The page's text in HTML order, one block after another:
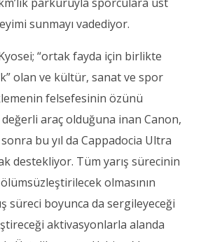
sunmayı vadediyor.
“ortak fayda için birlikte
olan ve kültür, sanat ve spor
felsefesinin özünü
değerli araç olduğuna inan Canon,
bu yıl da Cappadocia Ultra
destekliyor. Tüm yarış sürecinin
olmasının
süreci boyunca da sergileyeceği
aktivasyonlarla alanda